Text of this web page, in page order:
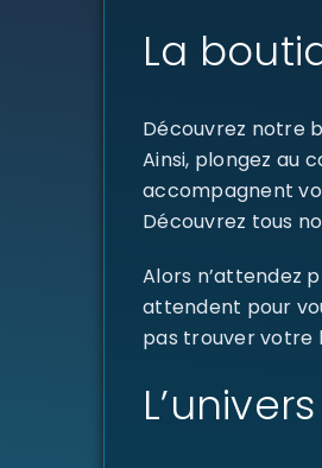
La
Découvrez notre
Ainsi, plongez au
accompagnent
Découvrez tous
Alors n’attendez
attendent pour
pas trouver votre